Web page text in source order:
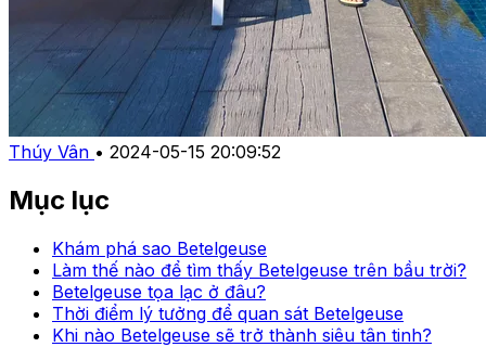
Thúy Vân • 2024-05-15 20:09:52
Mục lục
Khám phá sao Betelgeuse
Làm thế nào để tìm thấy Betelgeuse trên bầu trời?
Betelgeuse tọa lạc ở đâu?
Thời điểm lý tưởng để quan sát Betelgeuse
Khi nào Betelgeuse sẽ trở thành siêu tân tinh?